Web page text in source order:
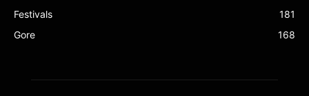
Festivals
181
Gore
168